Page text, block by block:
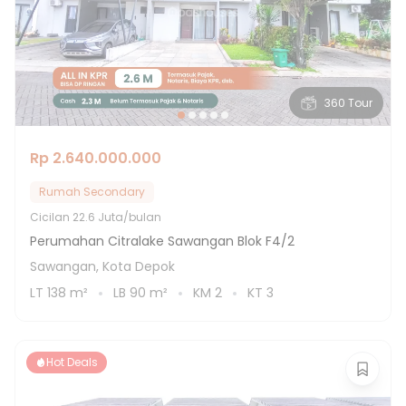
360 Tour
Rp 2.640.000.000
Rumah Secondary
Cicilan 22.6 Juta/bulan
Perumahan Citralake Sawangan Blok F4/2
Sawangan, Kota Depok
LT 138 m² LB 90 m² KM 2 KT 3
Hot Deals